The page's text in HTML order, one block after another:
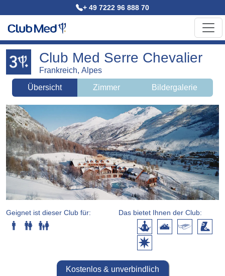
+ 49 7222 96 888 70
Club Med Serre Chevalier
Frankreich, Alpes
Übersicht
Zimmer Bildergalerie
Geignet ist dieser Club für: Das bietet Ihnen der Club:
Kostenlos & unverbindlich